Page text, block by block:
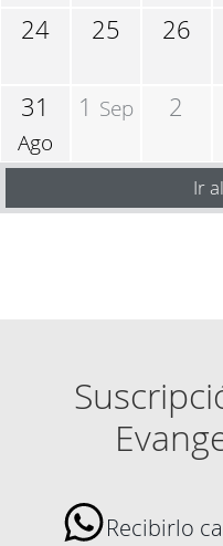
24 25 26
31
Ago
1 Sep 2
Ir
Recibirlo